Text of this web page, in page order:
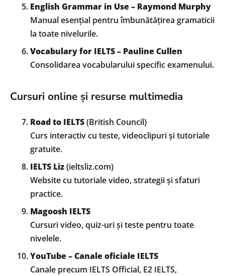
English Grammar in Use – Raymond Murphy
Manual esențial pentru îmbunătățirea gramaticii
la toate nivelurile.
Vocabulary for IELTS – Pauline Cullen
Consolidarea vocabularului specific examenului.
Cursuri online și resurse multimedia
Road to IELTS(British Council)
Curs interactiv cu teste, videoclipuri și tutoriale
gratuite.
IELTS Liz(ieltsliz.com)
Website cu tutoriale video, strategii și sfaturi
practice.
Magoosh IELTS
Cursuri video, quiz-uri și teste pentru toate
nivelele.
YouTube – Canale oficiale IELTS
Canale precum IELTS Official, E2 IELTS,